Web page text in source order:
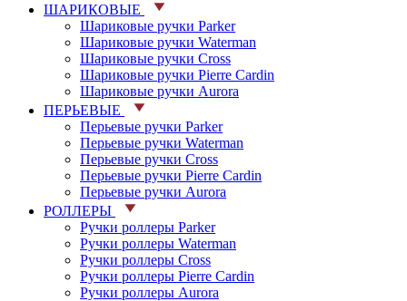
ШАРИКОВЫЕ
Шариковые ручки Parker
Шариковые ручки Waterman
Шариковые ручки Cross
Шариковые ручки Pierre Cardin
Шариковые ручки Aurora
ПЕРЬЕВЫЕ
Перьевые ручки Parker
Перьевые ручки Waterman
Перьевые ручки Cross
Перьевые ручки Pierre Cardin
Перьевые ручки Aurora
РОЛЛЕРЫ
Ручки роллеры Parker
Ручки роллеры Waterman
Ручки роллеры Cross
Ручки роллеры Pierre Cardin
Ручки роллеры Aurora